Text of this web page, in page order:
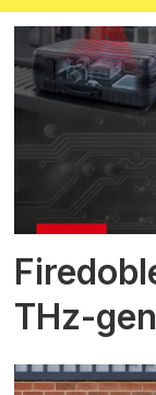
THz-